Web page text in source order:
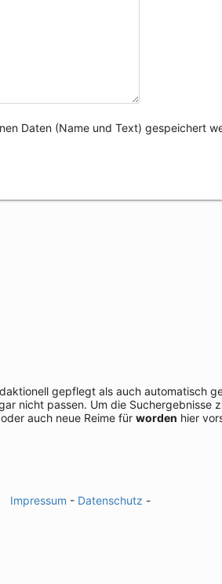
Daten (Name und Text) gespeichert
gepflegt als auch automatisch
nicht passen. Um die Suchergebnisse
auch neue Reime für worden hier
Impressum - Datenschutz -